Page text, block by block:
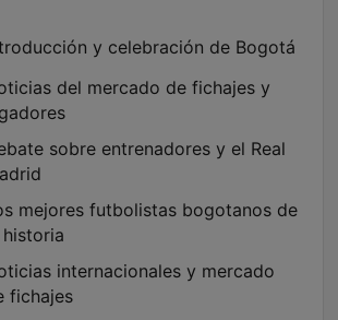
y celebración de Bogotá
del mercado de fichajes y
sobre entrenadores y el Real
mejores futbolistas bogotanos de
historia
internacionales y mercado
fichajes